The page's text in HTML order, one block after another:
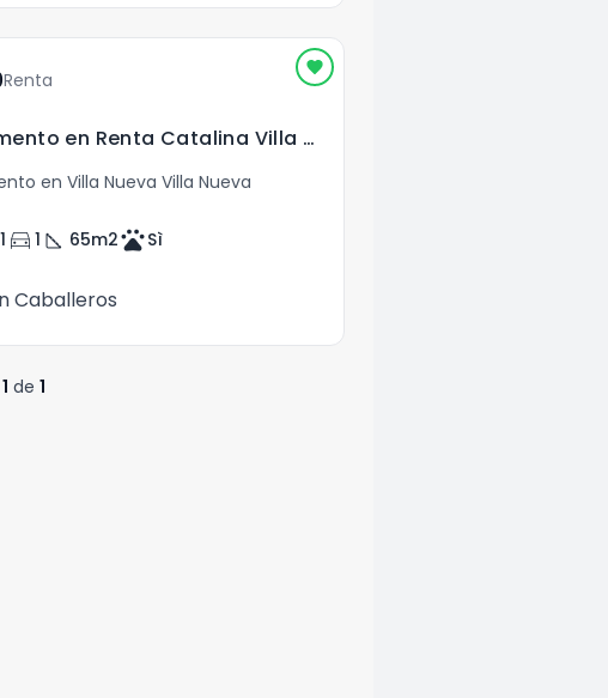
Renta
Apartamento en Renta Catalina Villa Nueva
en Villa Nueva Villa Nueva
1 directions_car 1 square_foot 65m2petsSì
Caballeros
1 de 1